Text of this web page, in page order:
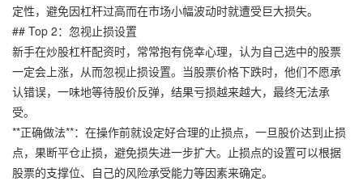
定性，避免因杠杆过高而在市场小幅波动时就遭受巨大损失。
## Top 2：忽视止损设置
新手在炒股杠杆配资时，常常抱有侥幸心理，认为自己选中的股票
一定会上涨，从而忽视止损设置。当股票价格下跌时，他们不愿承
认错误，一味地等待股价反弹，结果亏损越来越大，最终无法承
受。
**正确做法**：在操作前就设定好合理的止损点，一旦股价达到止损
点，果断平仓止损，避免损失进一步扩大。止损点的设置可以根据
股票的支撑位、自己的风险承受能力等因素来确定。